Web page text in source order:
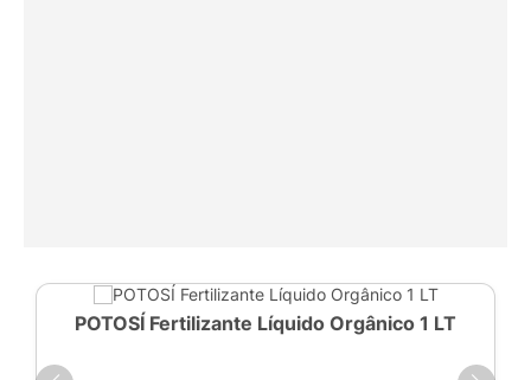
POTOSÍ Fertilizante Líquido Orgânico 1 LT